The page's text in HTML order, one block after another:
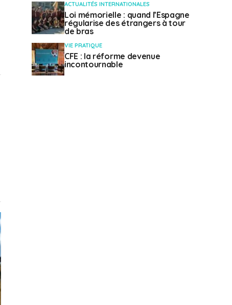
ACTUALITÉS INTERNATIONALES
Loi mémorielle : quand l’Espagne
régularise des étrangers à tour
de bras
VIE PRATIQUE
CFE : la réforme devenue
incontournable